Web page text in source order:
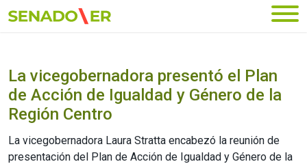
Ir al menú principal
La vicegobernadora presentó el Plan
de Acción de Igualdad y Género de la
Región Centro
La vicegobernadora Laura Stratta encabezó la reunión de
presentación del Plan de Acción de Igualdad y Género de la